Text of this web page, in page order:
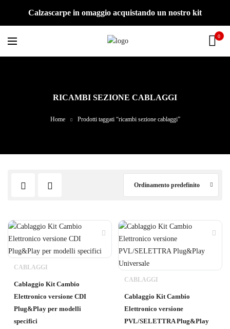
Calzascarpe in omaggio acquistando un nostro kit
0
RICAMBI SEZIONE CABLAGGI
Home Prodotti taggati “ricambi sezione cablaggi”
Ordinamento predefinito
CABLAGGI
Cablaggio Kit Cambio
Elettronico versione CDI
Plug&Play per modelli
specifici
CABLAGGI
Cablaggio Kit Cambio
Elettronico versione
PVL/SELETTRA Plug&Play